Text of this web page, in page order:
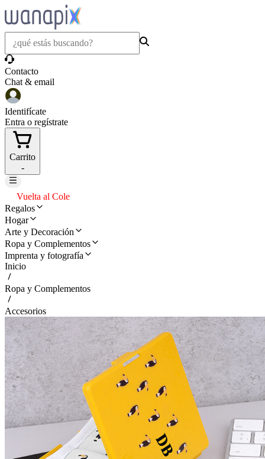
Contacto
Chat & email
Identifícate
Entra o regístrate
Carrito
-
Vuelta al Cole
Regalos
Hogar
Arte y Decoración
Ropa y Complementos
Imprenta y fotografía
Inicio
Ropa y Complementos
Accesorios